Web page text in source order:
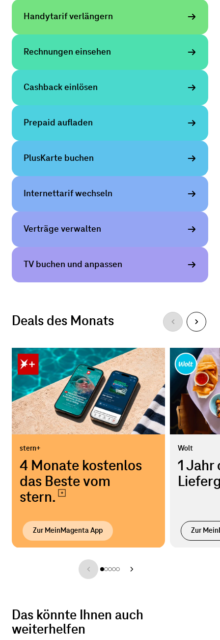
Handytarif verlängern
Rech­nungen einsehen
Cashback einlösen
Prepaid aufladen
PlusKarte buchen
Internet­tarif wechseln
Verträge verwalten
TV buchen und anpassen
Deals des Monats
stern+
4 Monate kostenlos
das Beste vom
stern.
Zur MeinMagenta App
Wolt
1 Jahr
Zur
Das könnte Ihnen auch
weiterhelfen